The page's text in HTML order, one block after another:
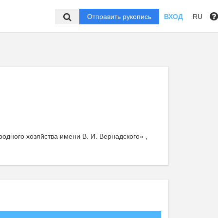
Отправить рукопись ВХОД RU
хозяйства имени В. И. Вернадского» ,